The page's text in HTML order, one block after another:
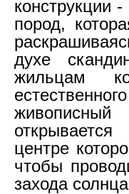
конструкции
пород,
духе
жильцам
центре
чтобы
захода